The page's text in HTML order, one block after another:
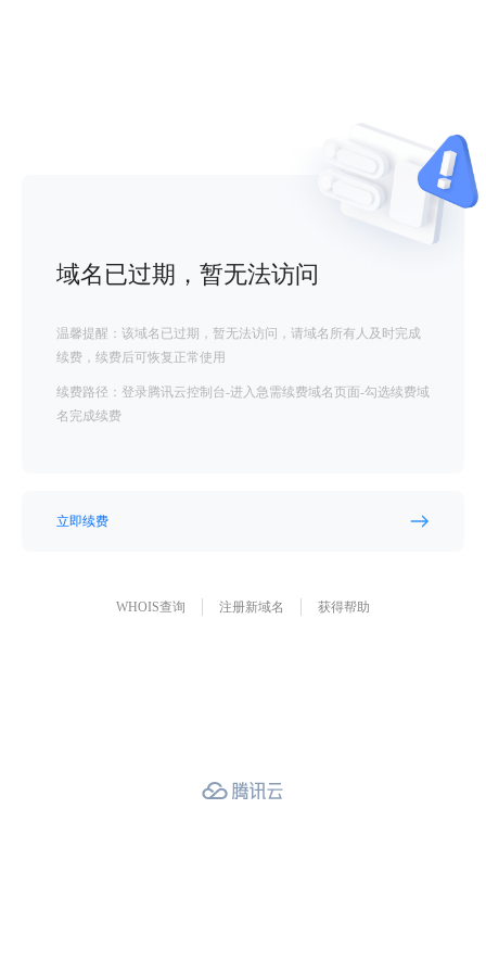
域名已过期，暂无法访问
温馨提醒：该域名已过期，暂无法访问，请域名所有人及时完成
续费，续费后可恢复正常使用
续费路径：登录腾讯云控制台-进入急需续费域名页面-勾选续费域
名完成续费
立即续费
WHOIS查询 注册新域名 获得帮助